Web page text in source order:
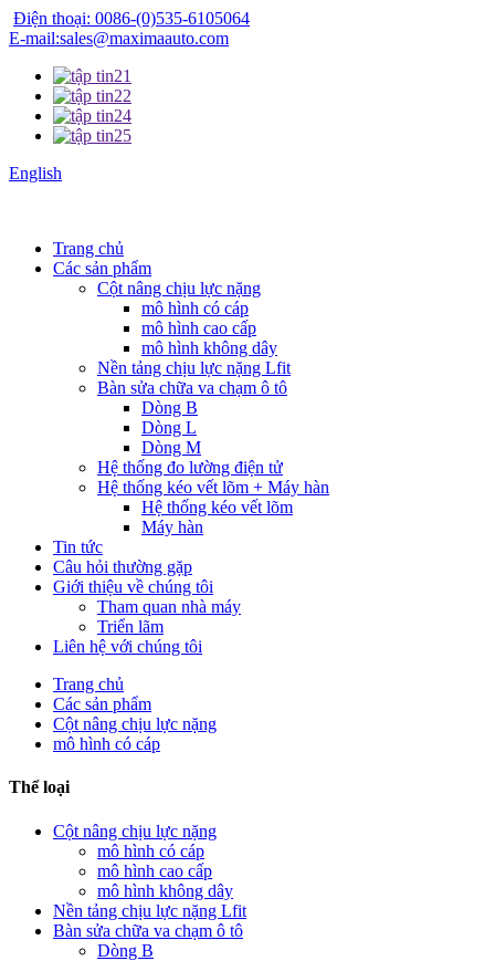
Điện thoại: 0086-(0)535-6105064
E-mail:sales@maximaauto.com
English
Trang chủ
Các sản phẩm
Cột nâng chịu lực nặng
mô hình có cáp
mô hình cao cấp
mô hình không dây
Nền tảng chịu lực nặng Lfit
Bàn sửa chữa va chạm ô tô
Dòng B
Dòng L
Dòng M
Hệ thống đo lường điện tử
Hệ thống kéo vết lõm + Máy hàn
Hệ thống kéo vết lõm
Máy hàn
Tin tức
Câu hỏi thường gặp
Giới thiệu về chúng tôi
Tham quan nhà máy
Triển lãm
Liên hệ với chúng tôi
Trang chủ
Các sản phẩm
Cột nâng chịu lực nặng
mô hình có cáp
Thể loại
Cột nâng chịu lực nặng
mô hình có cáp
mô hình cao cấp
mô hình không dây
Nền tảng chịu lực nặng Lfit
Bàn sửa chữa va chạm ô tô
Dòng B